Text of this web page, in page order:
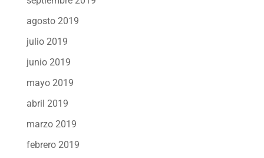
agosto 2019
julio 2019
junio 2019
mayo 2019
abril 2019
marzo 2019
febrero 2019